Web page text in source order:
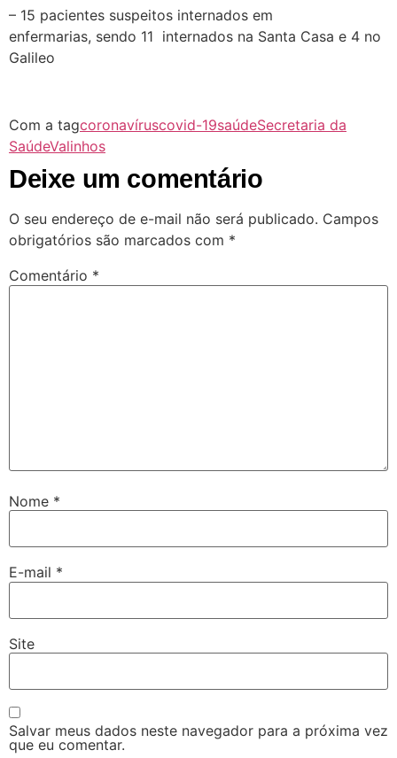
– 15 pacientes suspeitos internados em
enfermarias, sendo 11 internados na Santa Casa e 4 no
Galileo
Com a tagcoronavíruscovid-19saúdeSecretaria da
SaúdeValinhos
Deixe um comentário
O seu endereço de e-mail não será publicado. Campos
obrigatórios são marcados com *
Comentário *
Nome *
E-mail *
Site
Salvar meus dados neste navegador para a próxima vez
que eu comentar.